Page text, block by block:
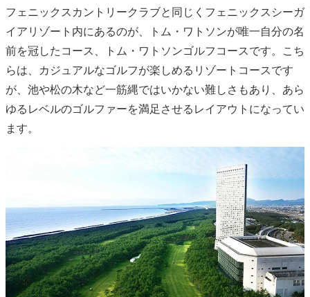
フェニックスカントリークラブと同じくフェニックスシーガ
イアリゾート内にあるのが、トム・ワトソンが唯一自分の名
前を冠したコース、トム・ワトソンゴルフコースです。こち
らは、カジュアルなゴルフが楽しめるリゾートコースです
が、池や松の木など一筋縄ではいかない難しさもあり、あら
ゆるレベルのゴルファーを満足させるレイアウトになってい
ます。